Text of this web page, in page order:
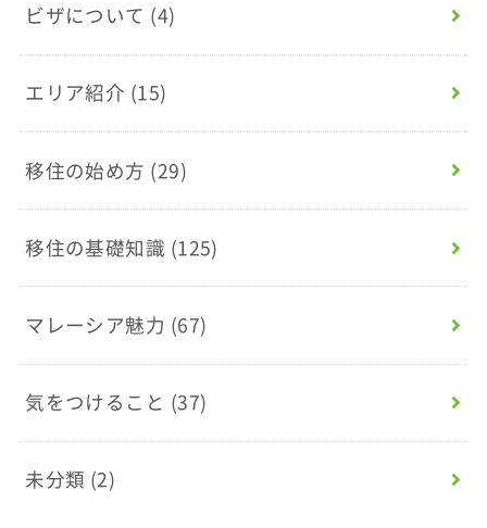
ビザについて (4)
エリア紹介 (15)
移住の始め方 (29)
移住の基礎知識 (125)
マレーシア魅力 (67)
気をつけること (37)
未分類 (2)